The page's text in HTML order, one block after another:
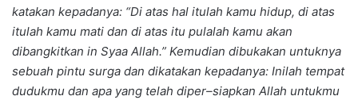
katakan kepadanya: “Di atas hal itulah kamu hidup, di atas
itulah kamu mati dan di atas itu pulalah kamu akan
dibangkitkan in Syaa Allah.” Kemudian dibukakan untuknya
sebuah pintu surga dan dikatakan kepadanya: Inilah tempat
dudukmu dan apa yang telah diper–siapkan Allah untukmu